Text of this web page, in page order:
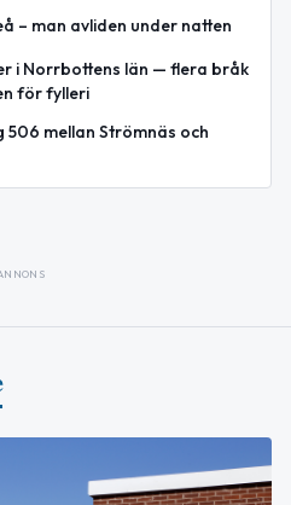
– man avliden under natten
i Norrbottens län — flera bråk
för fylleri
mellan Strömnäs och